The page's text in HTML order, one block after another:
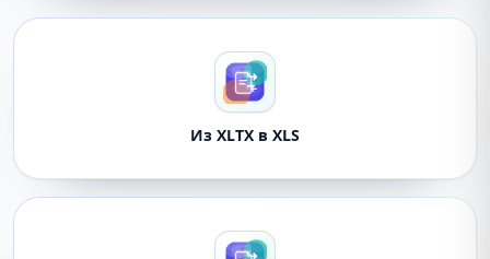
Из XLTX в XLS